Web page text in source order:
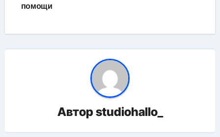
помощи
Авторstudiohallo_